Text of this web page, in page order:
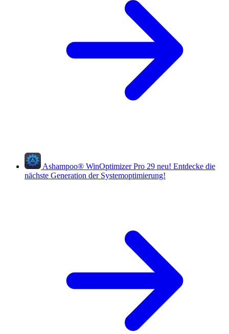
Ashampoo® WinOptimizer Pro 29 neu! Entdecke die
nächste Generation der Systemoptimierung!